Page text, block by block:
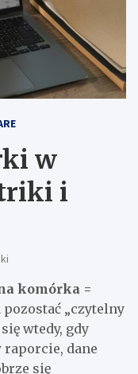
w
i
komórka =
pozostać „czytelny
wtedy, gdy
raporcie, dane
się